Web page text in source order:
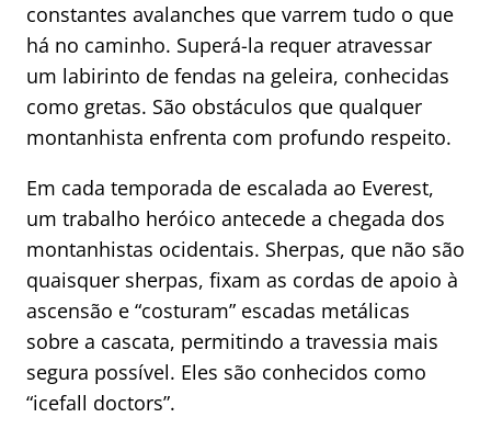
constantes avalanches que varrem tudo o que
há no caminho. Superá-la requer atravessar
um labirinto de fendas na geleira, conhecidas
como gretas. São obstáculos que qualquer
montanhista enfrenta com profundo respeito.
Em cada temporada de escalada ao Everest,
um trabalho heróico antecede a chegada dos
montanhistas ocidentais. Sherpas, que não são
quaisquer sherpas, fixam as cordas de apoio à
ascensão e “costuram” escadas metálicas
sobre a cascata, permitindo a travessia mais
segura possível. Eles são conhecidos como
“icefall doctors”.